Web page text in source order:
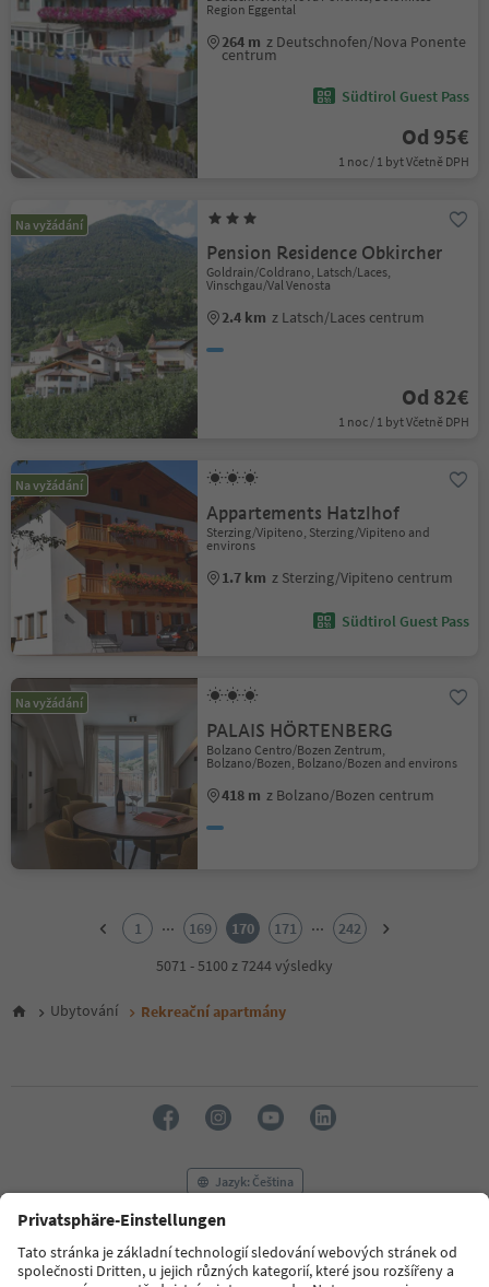
Region Eggental
264 m z Deutschnofen/Nova Ponente
centrum
Südtirol Guest Pass
Od 95€
1 noc / 1 byt Včetně DPH
Na vyžádání
Pension Residence Obkircher
Goldrain/Coldrano, Latsch/Laces,
Vinschgau/Val Venosta
2.4 km z Latsch/Laces centrum
Od 82€
1 noc / 1 byt Včetně DPH
Na vyžádání
Appartements Hatzlhof
Sterzing/Vipiteno, Sterzing/Vipiteno and
environs
1.7 km z Sterzing/Vipiteno centrum
Südtirol Guest Pass
Na vyžádání
PALAIS HÖRTENBERG
Bolzano Centro/Bozen Zentrum,
Bolzano/Bozen, Bolzano/Bozen and environs
418 m z Bolzano/Bozen centrum
6
16
17
18
1 ... 169 170 171 ...
242
5071 - 5100 z 7244 výsledky
Ubytování Rekreační apartmány
Jazyk: Čeština
FAQ Kontaktujte nás Tisk
MICE
Zásady ochrany osobních údajů
Podmínky a ujednání Tiráž